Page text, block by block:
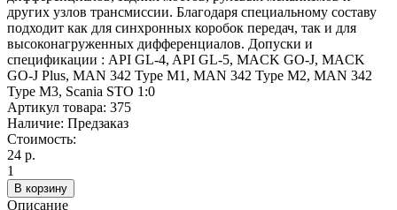
других узлов трансмиссии. Благодаря специальному составу
подходит как для синхронных коробок передач, так и для
высоконагруженных дифференциалов. Допуски и
спецификации : API GL-4, API GL-5, MACK GO-J, MACK
GO-J Plus, MAN 342 Type M1, MAN 342 Type M2, MAN 342
Type M3, Scania STO 1:0
Артикул товара: 375
Наличие: Предзаказ
Стоимость:
24 р.
1
В корзину
Описание